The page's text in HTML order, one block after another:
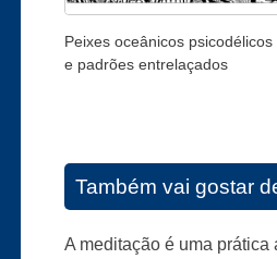
Peixes oceânicos psicodélicos
e padrões entrelaçados
Também vai gostar
A meditação é uma